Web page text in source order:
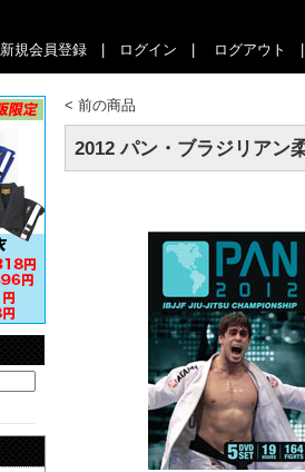
新規会員登録 ログイン ログアウト
< 前の商品
2012 パン・ブラジリアン